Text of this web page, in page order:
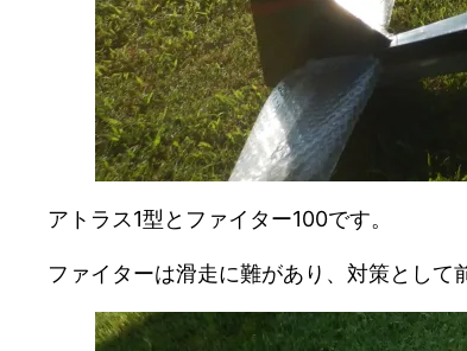
アトラス1型とファイター100です。
ファイターは滑走に難があり、対策として